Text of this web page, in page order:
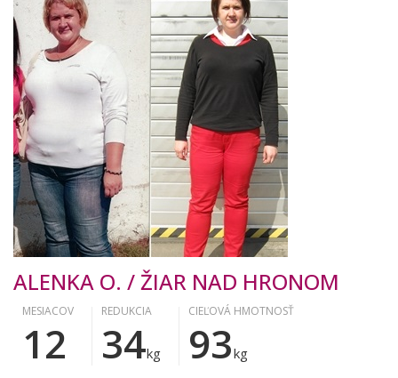
ALENKA O. / ŽIAR NAD HRONOM
MESIACOV
12
REDUKCIA
34kg
CIEĽOVÁ HMOTNOSŤ
93kg